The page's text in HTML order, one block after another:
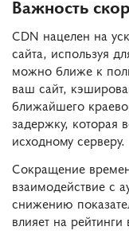
Важность
CDN нацелен на
сайта, используя
можно ближе к
ваш сайт,
ближайшего
задержку, которая
исходному серверу.
Сокращение
взаимодействие с
снижению
влияет на